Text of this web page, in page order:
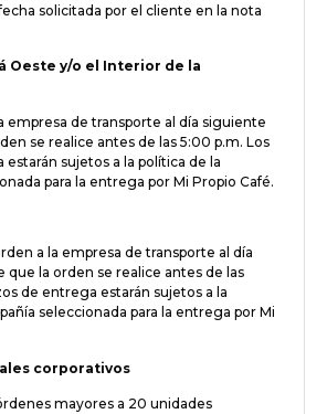
solicitada por el cliente en la nota
Oeste y/o el Interior de la
empresa de transporte al día siguiente
se realice antes de las 5:00 p.m. Los
sujetos a la política de la
para la entrega por Mi Propio Café.
a la empresa de transporte al día
que la orden se realice antes de las
de entrega estarán sujetos a la
seleccionada para la entrega por Mi
corporativos
mayores a 20 unidades